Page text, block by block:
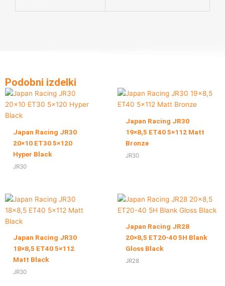
Podobni izdelki
Japan Racing JR30
20×10 ET30 5×120
Hyper Black
JR30
Japan Racing JR30
19×8,5 ET40 5×112 Matt
Bronze
JR30
Japan Racing JR30
18×8,5 ET40 5×112
Matt Black
JR30
Japan Racing JR28
20×8,5 ET20-40 5H Blank
Gloss Black
JR28